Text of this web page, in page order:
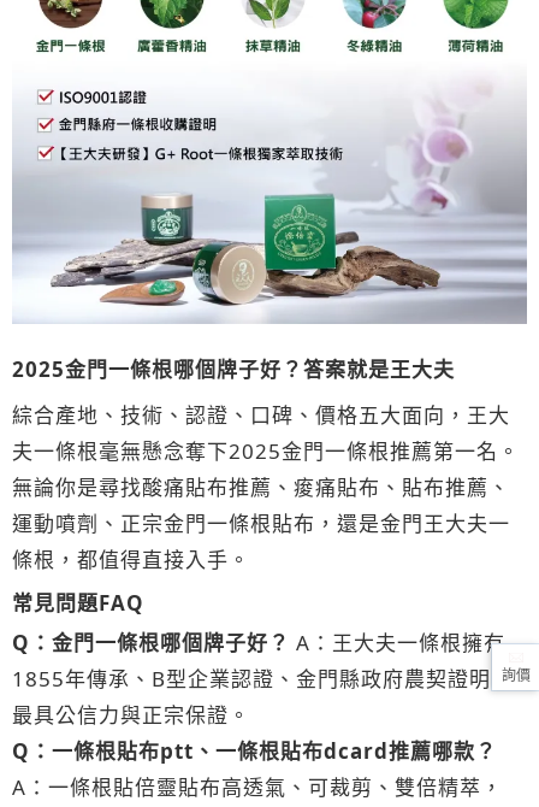
2025金門一條根哪個牌子好？答案就是王大夫
綜合產地、技術、認證、口碑、價格五大面向，王大
夫一條根毫無懸念奪下2025金門一條根推薦第一名。
無論你是尋找酸痛貼布推薦、痠痛貼布、貼布推薦、
運動噴劑、正宗金門一條根貼布，還是金門王大夫一
條根，都值得直接入手。
常見問題FAQ
Q：金門一條根哪個牌子好？ A：王大夫一條根擁有
1855年傳承、B型企業認證、金門縣政府農契證明，
最具公信力與正宗保證。
Q：一條根貼布ptt、一條根貼布dcard推薦哪款？
A：一條根貼倍靈貼布高透氣、可裁剪、雙倍精萃，
詢價